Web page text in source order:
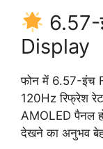
6.57-
Display
फोन में 6.57-इंच
120Hz रिफ्रेश
AMOLED पैनल
देखने का अनुभव